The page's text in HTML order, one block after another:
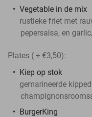
Vegetable in de mix
rustieke friet met
pepersalsa, en
Plates ( + €3,50):
Kiep op stok
gemarineerde
BurgerKing